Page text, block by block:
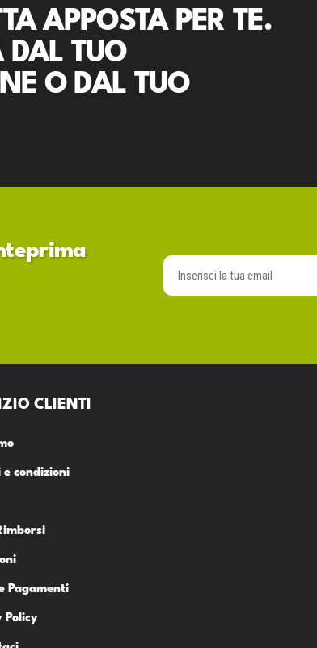
APPOSTA PER TE.
DAL TUO
O DAL TUO
CLIENTI
e condizioni
Pagamenti
Policy